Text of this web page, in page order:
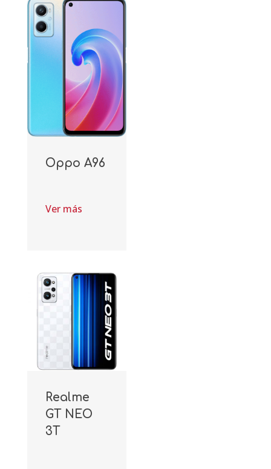
Oppo A96
Ver más
Realme
GT NEO
3T